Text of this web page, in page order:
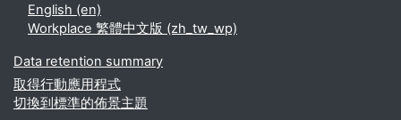
English ‎(en)‎
Workplace 繁體中文版 ‎(zh_tw_wp)‎
Data retention summary
取得行動應用程式
切換到標準的佈景主題